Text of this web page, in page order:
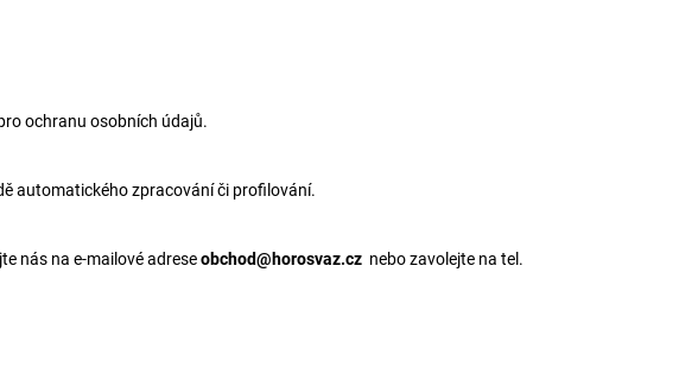
ochranu osobních údajů.
automatického zpracování či profilování.
nás na e-mailové adreseobchod@horosvaz.cz nebo zavolejte na tel.